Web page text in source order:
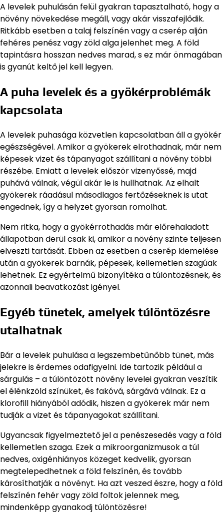
A levelek puhulásán felül gyakran tapasztalható, hogy a
növény növekedése megáll, vagy akár visszafejlődik.
Ritkább esetben a talaj felszínén vagy a cserép alján
fehéres penész vagy zöld alga jelenhet meg. A föld
tapintásra hosszan nedves marad, s ez már önmagában
is gyanút keltő jel kell legyen.
A puha levelek és a gyökérproblémák
kapcsolata
A levelek puhasága közvetlen kapcsolatban áll a gyökér
egészségével. Amikor a gyökerek elrothadnak, már nem
képesek vizet és tápanyagot szállítani a növény többi
részébe. Emiatt a levelek először vizenyőssé, majd
puhává válnak, végül akár le is hullhatnak. Az elhalt
gyökerek ráadásul másodlagos fertőzéseknek is utat
engednek, így a helyzet gyorsan romolhat.
Nem ritka, hogy a gyökérrothadás már előrehaladott
állapotban derül csak ki, amikor a növény szinte teljesen
elveszti tartását. Ebben az esetben a cserép kiemelése
után a gyökerek barnák, pépesek, kellemetlen szagúak
lehetnek. Ez egyértelmű bizonyítéka a túlöntözésnek, és
azonnali beavatkozást igényel.
Egyéb tünetek, amelyek túlöntözésre
utalhatnak
Bár a levelek puhulása a legszembetűnőbb tünet, más
jelekre is érdemes odafigyelni. Ide tartozik például a
sárgulás – a túlöntözött növény levelei gyakran veszítik
el élénkzöld színüket, és fakóvá, sárgává válnak. Ez a
klorofill hiányából adódik, hiszen a gyökerek már nem
tudják a vizet és tápanyagokat szállítani.
Ugyancsak figyelmeztető jel a penészesedés vagy a föld
kellemetlen szaga. Ezek a mikroorganizmusok a túl
nedves, oxigénhiányos közeget kedvelik, gyorsan
megtelepedhetnek a föld felszínén, és tovább
károsíthatják a növényt. Ha azt veszed észre, hogy a föld
felszínén fehér vagy zöld foltok jelennek meg,
mindenképp gyanakodj túlöntözésre!